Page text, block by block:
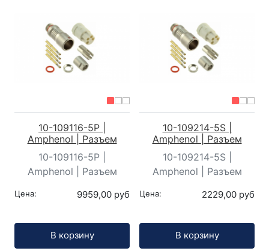
10-109116-5P |
Amphenol | Разъем
10-109116-5P |
Amphenol | Разъем
Цена: 9959,00 руб
В корзину
10-109214-5S |
Amphenol | Разъем
10-109214-5S |
Amphenol | Разъем
Цена: 2229,00 руб
В корзину